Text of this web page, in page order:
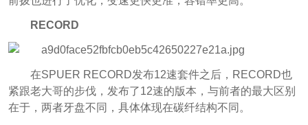
RECORD
在SPUER RECORD发布12速套件之后，RECORD也
紧跟老大哥的步伐，发布了12速的版本，与前者的最大区别
在于，两者牙盘不同，具体体现在碳纤结构不同。